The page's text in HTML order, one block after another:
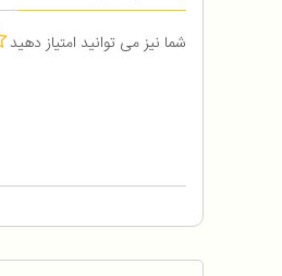
شما نیز می توانید امتیاز دهید